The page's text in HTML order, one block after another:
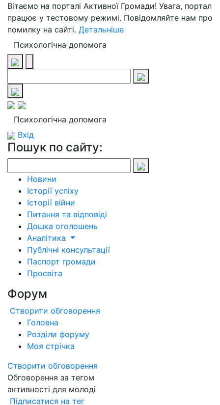
Вітаємо на порталі Активної Громади! Увага, портал
працює у тестовому режимі. Повідомляйте нам про
помилку на сайті. Детальніше
Психологічна допомога
Психологічна допомога
Вхід
Пошук по сайту:
Новини
Історії успіху
Історії війни
Питання та відповіді
Дошка оголошень
Аналітика
Публічні консультації
Паспорт громади
Просвіта
Форум
Створити обговорення
Головна
Розділи форуму
Моя стрічка
Створити обговорення
Обговорення за тегом
активності для молоді
Підписатися на тег